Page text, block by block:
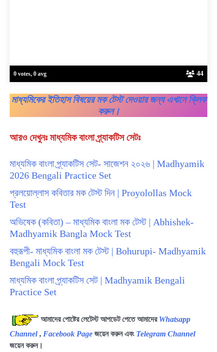
0 votes, 0 avg 44
মাধ্যমিকের ইতিহাস বিষয়ের মক টেস্ট দেওয়ার জন্য এখানে ক্লিক
করুন।
আরও দেখুনঃ মাধ্যমিক বাংলা প্র্যাকটিস সেটঃ
মাধ্যমিক বাংলা প্র্যাকটিস সেট- সাজেশন ২০২৬ | Madhyamik
2026 Bengali Practice Set
প্রলয়োল্লাস কবিতার মক টেস্ট দিন | Proyolollas Mock
Test
অভিষেক (কবিতা) – মাধ্যমিক বাংলা মক টেস্ট | Abhishek-
Madhyamik Bangla Mock Test
বহুরূপী- মাধ্যমিক বাংলা মক টেস্ট | Bohurupi- Madhyamik
Bengali Mock Test
মাধ্যমিক বাংলা প্র্যাকটিস সেট | Madhyamik Bengali
Practice Set
আমাদের পোষ্টের লেটেস্ট আপডেট পেতে আমাদের Whatsapp
Channel, Facebook Page জয়েন করুন এবং Telegram Channel
জয়েন করুন।